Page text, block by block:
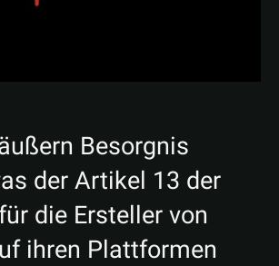
Besorgnis
der Artikel 13 der
die Ersteller von
ihren Plattformen